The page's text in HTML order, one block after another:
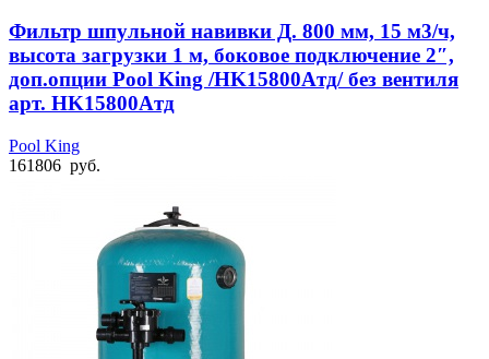
Фильтр шпульной навивки Д. 800 мм, 15 м3/ч,
высота загрузки 1 м, боковое подключение 2″,
доп.опции Pool King /HK15800Aтд/ без вентиля
арт. HK15800Aтд
Pool King
161806 руб.